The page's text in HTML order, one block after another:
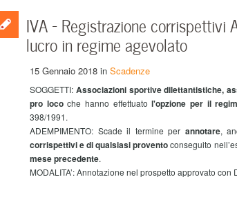
IVA – Registrazione corrispettivi
lucro in regime agevolato
15 Gennaio 2018 in Scadenze
SOGGETTI: Associazioni sportive dilettantistiche,
pro locoche hanno effettuato l'opzione per il
398/1991.
ADEMPIMENTO: Scade il termine per annotare,
corrispettivi e di qualsiasi proventoconseguito
mese precedente.
MODALITA’: Annotazione nel prospetto approvato